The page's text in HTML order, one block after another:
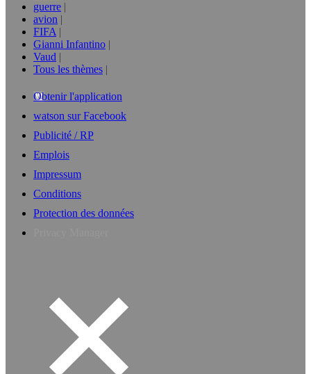
guerre
avion
FIFA
Gianni Infantino
Vaud
Tous les thèmes
Obtenir l'application
watson sur Facebook
Publicité / RP
Emplois
Impressum
Conditions
Protection des données